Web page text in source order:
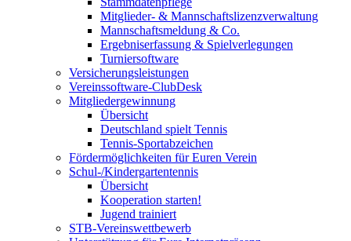
Mitglieder- & Mannschaftslizenzverwaltung
Mannschaftsmeldung & Co.
Ergebniserfassung & Spielverlegungen
Turniersoftware
Versicherungsleistungen
Vereinssoftware-ClubDesk
Mitgliedergewinnung
Übersicht
Deutschland spielt Tennis
Tennis-Sportabzeichen
Fördermöglichkeiten für Euren Verein
Schul-/Kindergartentennis
Übersicht
Kooperation starten!
Jugend trainiert
STB-Vereinswettbewerb